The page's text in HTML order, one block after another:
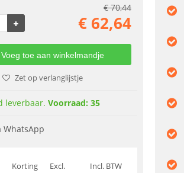
€70,44
€ 62,64
Voeg toe aan winkelmandje
Zet op verlanglijstje
leverbaar. Voorraad: 35
WhatsApp
Korting
Excl.
Incl. BTW